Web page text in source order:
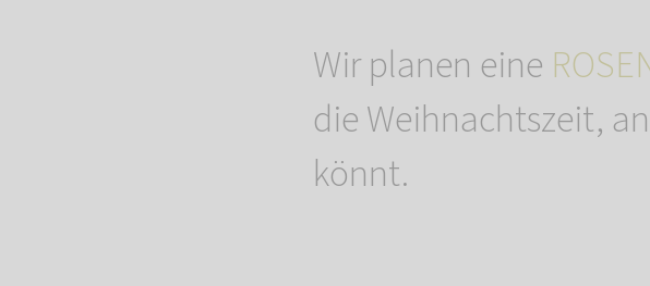
Wir planen eine
die Weihnachtszeit,
könnt.